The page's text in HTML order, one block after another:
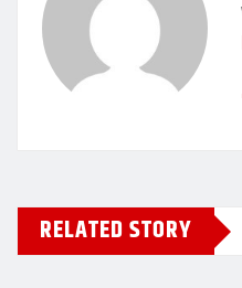
RELATED STORY